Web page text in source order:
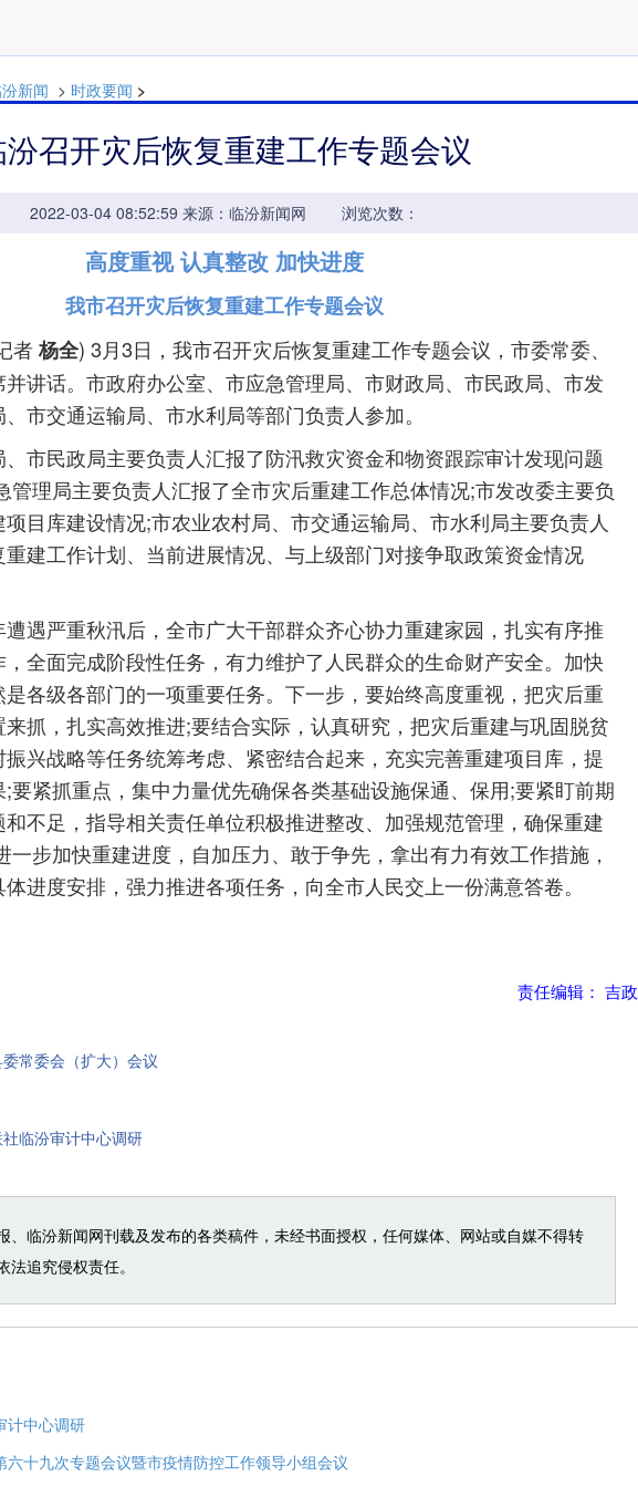
新闻 > 时政要闻 >
汾召开灾后恢复重建工作专题会议
2022-03-04 08:52:59 来源：临汾新闻网 浏览次数：
高度重视 认真整改 加快进度
我市召开灾后恢复重建工作专题会议
者杨全) 3月3日，我市召开灾后恢复重建工作专题会议，市委常委、
讲话。市政府办公室、市应急管理局、市财政局、市民政局、市发
市交通运输局、市水利局等部门负责人参加。
民政局主要负责人汇报了防汛救灾资金和物资跟踪审计发现问题
管理局主要负责人汇报了全市灾后重建工作总体情况;市发改委主要负
目库建设情况;市农业农村局、市交通运输局、市水利局主要负责人
建工作计划、当前进展情况、与上级部门对接争取政策资金情况
严重秋汛后，全市广大干部群众齐心协力重建家园，扎实有序推
全面完成阶段性任务，有力维护了人民群众的生命财产安全。加快
各级各部门的一项重要任务。下一步，要始终高度重视，把灾后重
抓，扎实高效推进;要结合实际，认真研究，把灾后重建与巩固脱贫
兴战略等任务统筹考虑、紧密结合起来，充实完善重建项目库，提
要紧抓重点，集中力量优先确保各类基础设施保通、保用;要紧盯前期
不足，指导相关责任单位积极推进整改、加强规范管理，确保重建
一步加快重建进度，自加压力、敢于争先，拿出有力有效工作措施，
进度安排，强力推进各项任务，向全市人民交上一份满意答卷。
责任编辑： 吉政
常委会（扩大）会议
临汾审计中心调研
、临汾新闻网刊载及发布的各类稿件，未经书面授权，任何媒体、网站或自媒不得转
追究侵权责任。
计中心调研
六十九次专题会议暨市疫情防控工作领导小组会议